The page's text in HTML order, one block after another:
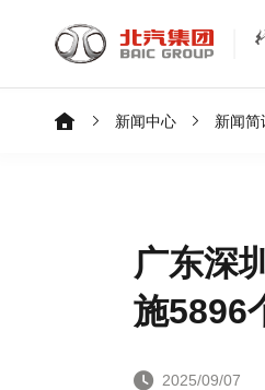
新闻中心 新闻简
广东深
施5896
2025/09/07